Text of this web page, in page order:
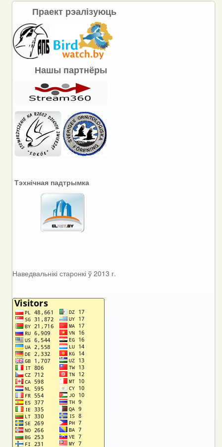
Праект рэалізуюць
Нашы партнёры
Тэхнічная падтрымка
Наведвальнікі старонкі ў 2013 г.